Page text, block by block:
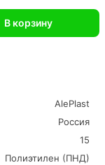
AlePlast
Россия
15
Полиэтилен (ПНД)
В корзину